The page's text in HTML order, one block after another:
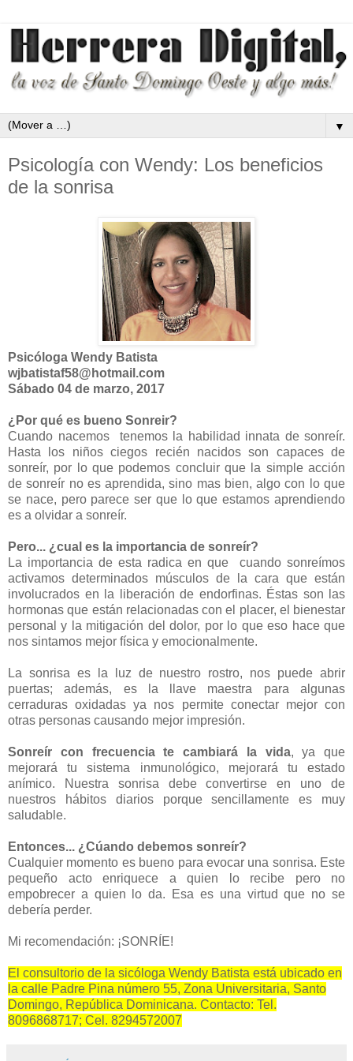
▼
Psicología con Wendy: Los beneficios
de la sonrisa
Psicóloga Wendy Batista
wjbatistaf58@hotmail.com
Sábado 04 de marzo, 2017
¿Por qué es bueno Sonreir?
Cuando nacemos tenemos la habilidad innata de sonreír.
Hasta los niños ciegos recién nacidos son capaces de
sonreír, por lo que podemos concluir que la simple acción
de sonreír no es aprendida, sino mas bien, algo con lo que
se nace, pero parece ser que lo que estamos aprendiendo
es a olvidar a sonreír.
Pero... ¿cual es la importancia de sonreír?
La importancia de esta radica en que cuando sonreímos
activamos determinados músculos de la cara que están
involucrados en la liberación de endorfinas. Éstas son las
hormonas que están relacionadas con el placer, el bienestar
personal y la mitigación del dolor, por lo que eso hace que
nos sintamos mejor física y emocionalmente.
La sonrisa es la luz de nuestro rostro, nos puede abrir
puertas; además, es la llave maestra para algunas
cerraduras oxidadas ya nos permite conectar mejor con
otras personas causando mejor impresión.
Sonreír con frecuencia te cambiará la vida, ya que
mejorará tu sistema inmunológico, mejorará tu estado
anímico. Nuestra sonrisa debe convertirse en uno de
nuestros hábitos diarios porque sencillamente es muy
saludable.
Entonces... ¿Cúando debemos sonreír?
Cualquier momento es bueno para evocar una sonrisa. Este
pequeño acto enriquece a quien lo recibe pero no
empobrecer a quien lo da. Esa es una virtud que no se
debería perder.
Mi recomendación: ¡SONRÍE!
El consultorio de la sicóloga Wendy Batista está ubicado en
la calle Padre Pina número 55, Zona Universitaria, Santo
Domingo, República Dominicana. Contacto: Tel.
8096868717; Cel. 8294572007